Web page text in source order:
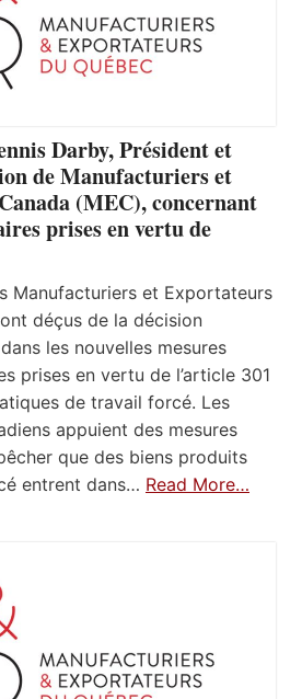
Darby, Président et
de Manufacturiers et
(MEC), concernant
prises en vertu de
Manufacturiers et Exportateurs
déçus de la décision
les nouvelles mesures
prises en vertu de l’article 301
de travail forcé. Les
appuient des mesures
que des biens produits
entrent dans… Read More…